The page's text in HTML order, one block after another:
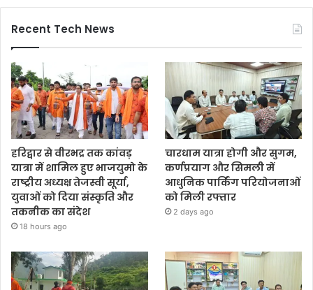
Recent Tech News
हरिद्वार से वीरभद्र तक कांवड़
यात्रा में शामिल हुए भाजयुमो के
राष्ट्रीय अध्यक्ष तेजस्वी सूर्या,
युवाओं को दिया संस्कृति और
तकनीक का संदेश
18 hours ago
चारधाम यात्रा होगी और सुगम,
कर्णप्रयाग और सिमली में
आधुनिक पार्किंग परियोजनाओं
को मिली रफ्तार
2 days ago